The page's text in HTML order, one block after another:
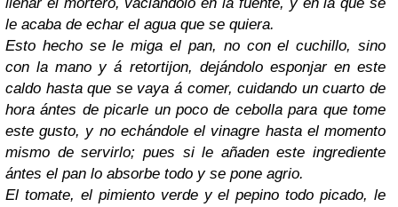
le acaba de echar el agua que se quiera.
Esto hecho se le miga el pan, no con el cuchillo, sino
con la mano y á retortijon, dejándolo esponjar en este
caldo hasta que se vaya á comer, cuidando un cuarto de
hora ántes de picarle un poco de cebolla para que tome
este gusto, y no echándole el vinagre hasta el momento
mismo de servirlo; pues si le añaden este ingrediente
ántes el pan lo absorbe todo y se pone agrio.
El tomate, el pimiento verde y el pepino todo picado, le